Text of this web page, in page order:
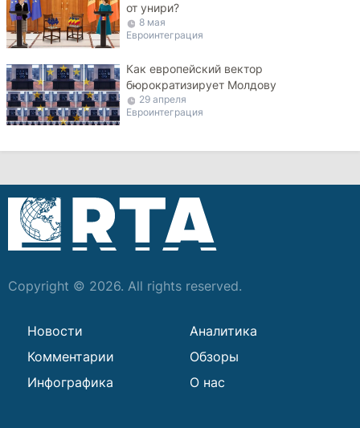
от унири?
8 мая
Евроинтеграция
Как европейский вектор
бюрократизирует Молдову
29 апреля
Евроинтеграция
Copyright © 2026. All rights reserved.
Новости
Аналитика
Комментарии
Обзоры
Инфографика
О нас